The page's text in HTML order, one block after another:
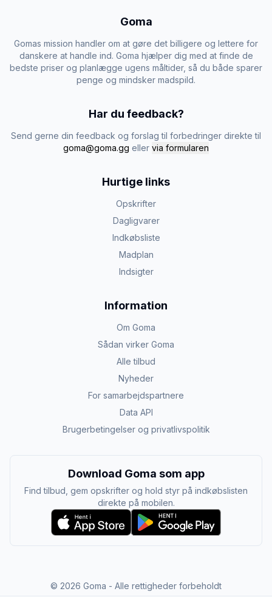
Goma
Gomas mission handler om at gøre det billigere og lettere for
danskere at handle ind. Goma hjælper dig med at finde de
bedste priser og planlægge ugens måltider, så du både sparer
penge og mindsker madspild.
Har du feedback?
Send gerne din feedback og forslag til forbedringer direkte til
goma@goma.gg eller via formularen
Hurtige links
Opskrifter
Dagligvarer
Indkøbsliste
Madplan
Indsigter
Information
Om Goma
Sådan virker Goma
Alle tilbud
Nyheder
For samarbejdspartnere
Data API
Brugerbetingelser og privatlivspolitik
Download Goma som app
Find tilbud, gem opskrifter og hold styr på indkøbslisten
direkte på mobilen.
© 2026 Goma - Alle rettigheder forbeholdt